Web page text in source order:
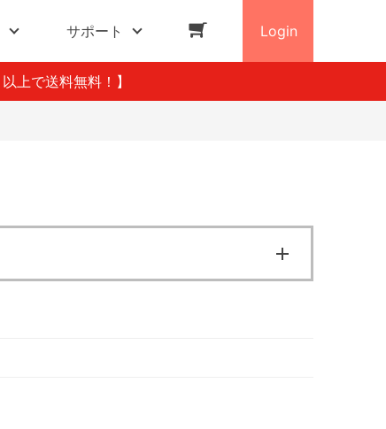
サポート Login
以上で送料無料！】